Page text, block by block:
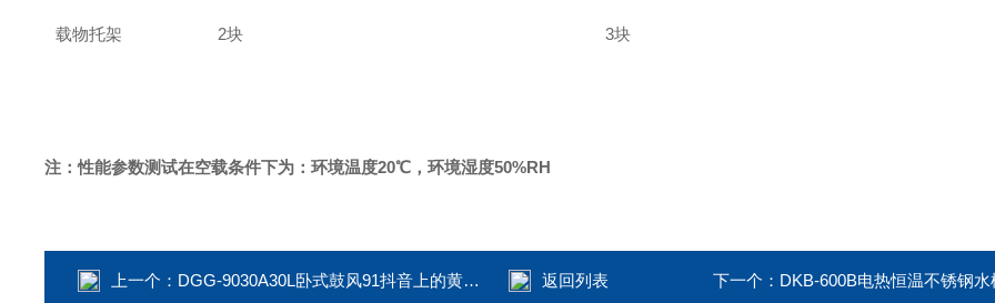
载物托架 2块 3块
注：性能参数测试在空载条件下为：环境温度20℃，环境湿度50%RH
上一个： DGG-9030A30L卧式鼓风91抖音上的黄色视频 返回列表 下一个： DKB-600B电热恒温不锈钢水